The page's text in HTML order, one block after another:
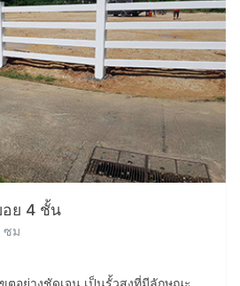
อย 4 ชั้น
ซม
ตอย่างชัดเจน เป็นรั้วสูงที่มีลักษณะ